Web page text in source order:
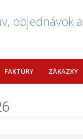
objednávok
FAKTÚRY ZÁKAZKY